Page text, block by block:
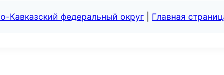
Кавказский федеральный округ Главная